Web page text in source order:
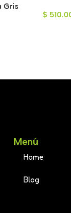
Gris
$
Menú
Home
Blog